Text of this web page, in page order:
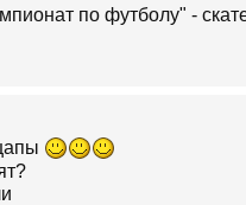
по футболу" -